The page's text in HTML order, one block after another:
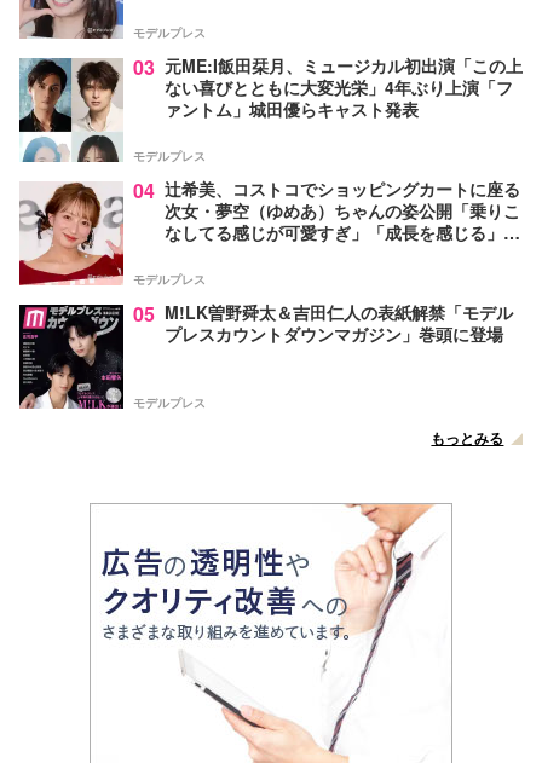
モデルプレス
03 元ME:I飯田栞月、ミュージカル初出演「この上
ない喜びとともに大変光栄」4年ぶり上演「フ
ァントム」城田優らキャスト発表
モデルプレス
04 辻希美、コストコでショッピングカートに座る
次女・夢空（ゆめあ）ちゃんの姿公開「乗りこ
なしてる感じが可愛すぎ」「成長を感じる」の
モデルプレス
05 M!LK曽野舜太＆吉田仁人の表紙解禁「モデル
プレスカウントダウンマガジン」巻頭に登場
モデルプレス
もっとみる